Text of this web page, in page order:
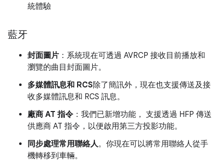
統體驗
藍牙
封面圖片 ：系統現在可透過 AVRCP 接收目前播放和
瀏覽的曲目封面圖片。
多媒體訊息和 RCS除了簡訊外，現在也支援傳送及接
收多媒體訊息和 RCS 訊息。
廠商 AT 指令 ：我們已新增功能， 支援透過 HFP 傳送
供應商 AT 指令，以便啟用第三方投影功能。
同步處理常用聯絡人。你現在可以將常用聯絡人從手
機轉移到車輛。